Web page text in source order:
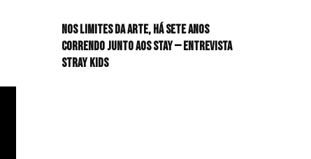
Nos limites da arte, há sete anos
correndo junto aos STAY — Entrevista
Stray Kids